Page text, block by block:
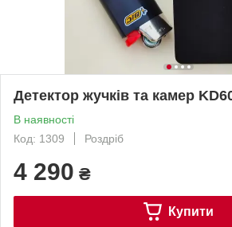
Детектор жучків та камер
В наявності
Код: 1309
Роздріб
4 290 ₴
Купити